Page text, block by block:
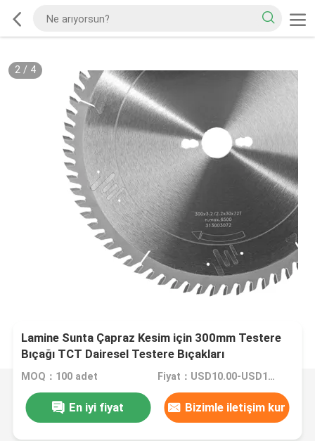
2/ 4
Lamine Sunta Çapraz Kesim için 300mm Testere
Bıçağı TCT Dairesel Testere Bıçakları
MOQ：100 adet Fiyat：USD10.00-USD100.00
En iyi fiyat Bizimle iletişim kur